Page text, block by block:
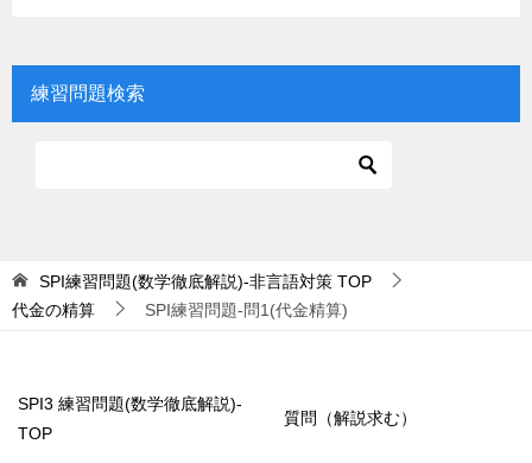
練習問題検索
SPI練習問題(数学徹底解説)-非言語対策 TOP
代金の精算
SPI練習問題-問1(代金精算)
SPI3 練習問題(数学徹底解説)-
TOP
質問（解説求む）